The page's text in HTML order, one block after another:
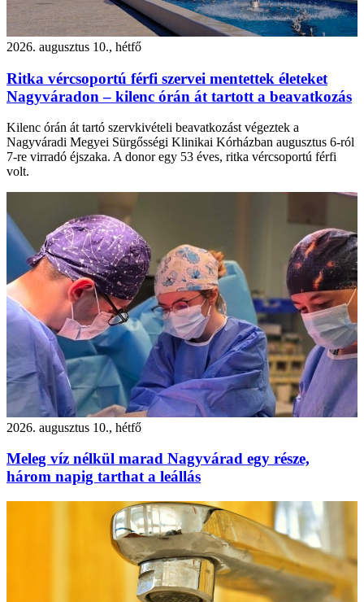
2026. augusztus 10., hétfő
Ritka vércsoportú férfi szervei mentettek életeket
Nagyváradon – kilenc órán át tartott a beavatkozás
Kilenc órán át tartó szervkivételi beavatkozást végeztek a
Nagyváradi Megyei Sürgősségi Klinikai Kórházban augusztus 6-ról
7-re virradó éjszaka. A donor egy 53 éves, ritka vércsoportú férfi
volt.
2026. augusztus 10., hétfő
Meleg víz nélkül marad Nagyvárad egy része,
három napig tarthat a leállás